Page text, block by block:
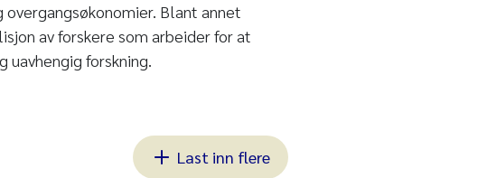
Blant annet
av forskere som arbeider for at
uavhengig forskning.
Last inn flere